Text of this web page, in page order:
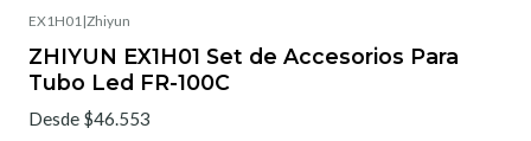
EX1H01|Zhiyun
ZHIYUN EX1H01 Set de Accesorios Para
Tubo Led FR-100C
Desde $46.553